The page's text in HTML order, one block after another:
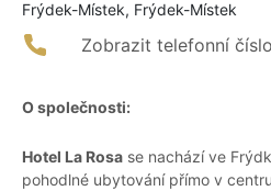
Frýdek-Místek, Frýdek-Místek
Zobrazit telefonní číslo
O společnosti:
Hotel La Rosa se nachází ve
pohodlné ubytování přímo v